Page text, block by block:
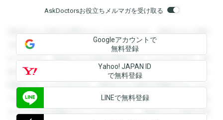
AskDoctorsお役立ちメルマガを受け取る
登録すると回答を閲覧することができます。登録すると回答
を閲覧することができます。登録すると回答を閲覧すること
ができます。登録すると回答を閲覧することができます。登
録すると回答を閲覧することができます。登録すると回答を
閲覧することができます。登録すると回答を閲覧することが
できます。登録すると回答を閲覧することができます。登録
すると回答を閲覧することができます。登録すると回答を閲
Googleアカウントで
無料登録
Yahoo! JAPAN ID
で無料登録
LINEで無料登録